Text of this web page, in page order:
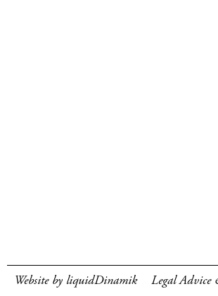
Website by liquidDinamik Legal Advice